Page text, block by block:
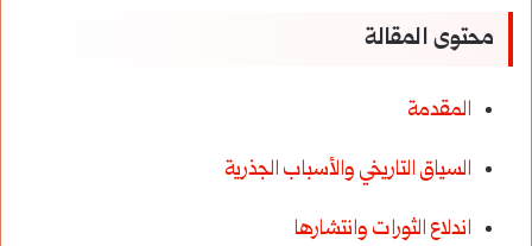
محتوى المقالة
المقدمة
السياق التاريخي والأسباب الجذرية
اندلاع الثورات وانتشارها